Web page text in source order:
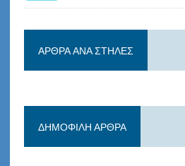
ΆΡΘΡΑ ΑΝΆ ΣΤΉΛΕΣ
ΔΗΜΟΦΙΛΉ ΆΡΘΡΑ